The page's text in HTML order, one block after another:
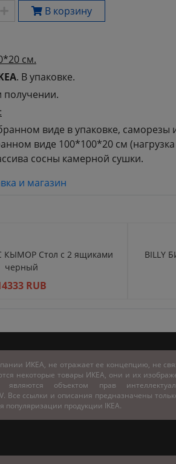
В корзину
см.
. В упаковке.
виде в упаковке, саморезы
виде 100*100*20 см (нагрузка
сосны камерной сушки.
и магазин
КЫМОР Стол c 2 ящиками
черный
RUB
BILLY
ИКЕА, не отражает ее концепцию, не
некоторые товары ИКЕА, они и их
объектом прав
Все ссылки и описания предназначены
популяризации продукции IKEA.